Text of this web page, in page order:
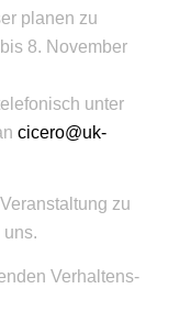
planen zu
8. November
unter
cicero@uk-
zu
Verhaltens-